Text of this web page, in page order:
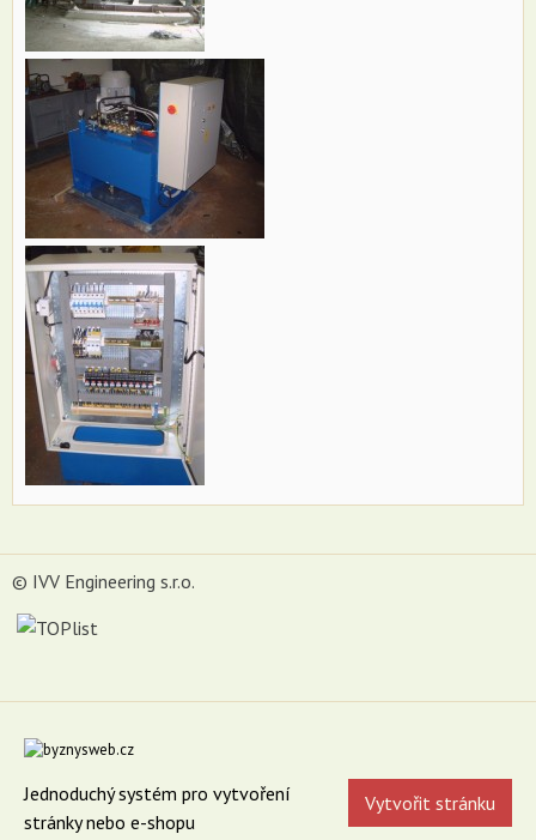
© IVV Engineering s.r.o.
Vytvořit stránku
Jednoduchý systém pro vytvoření
stránky nebo e-shopu